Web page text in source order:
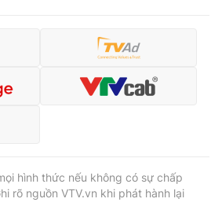
Shorts video
Bất động sản
hình thức nếu không có sự chấp
rõ nguồn VTV.vn khi phát hành lại